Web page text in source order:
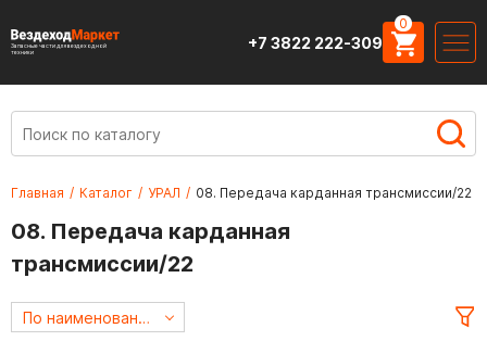
Запасные части для вездеходной
техники
+7 3822 222-309
0
Главная / Каталог / УРАЛ / 08. Передача карданная трансмиссии/22
08. Передача карданная
трансмиссии/22
По наименованию А->Я